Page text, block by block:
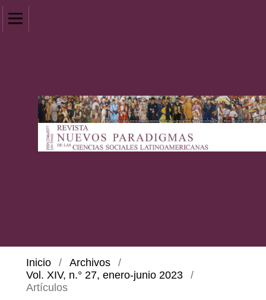
Inicio / Archivos
/
Vol. XIV, n.° 27, enero-junio 2023
/
Artículos